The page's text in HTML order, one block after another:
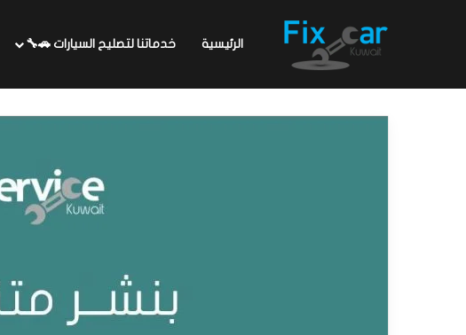
الرئيسية خدماتنا لتصليح السيارات 🚗🔧